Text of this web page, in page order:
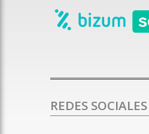
REDES SOCIALES